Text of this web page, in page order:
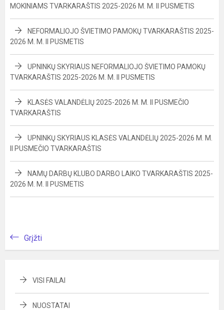
MOKINIAMS TVARKARAŠTIS 2025-2026 M. M. II PUSMETIS
NEFORMALIOJO ŠVIETIMO PAMOKŲ TVARKARAŠTIS 2025-
2026 M. M. II PUSMETIS
UPNINKŲ SKYRIAUS NEFORMALIOJO ŠVIETIMO PAMOKŲ
TVARKARAŠTIS 2025-2026 M. M. II PUSMETIS
KLASĖS VALANDĖLIŲ 2025-2026 M. M. II PUSMEČIO
TVARKARAŠTIS
UPNINKŲ SKYRIAUS KLASĖS VALANDĖLIŲ 2025-2026 M. M.
II PUSMEČIO TVARKARAŠTIS
NAMŲ DARBŲ KLUBO DARBO LAIKO TVARKARAŠTIS 2025-
2026 M. M. II PUSMETIS
Grįžti
VISI FAILAI
NUOSTATAI